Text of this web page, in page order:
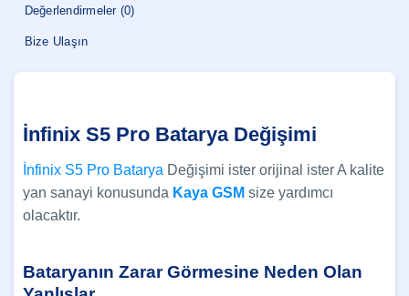
Değerlendirmeler (0)
Bize Ulaşın
İnfinix S5 Pro Batarya Değişimi
İnfinix S5 Pro Batarya Değişimi ister orijinal ister A kalite
yan sanayi konusunda Kaya GSM size yardımcı
olacaktır.
Bataryanın Zarar Görmesine Neden Olan